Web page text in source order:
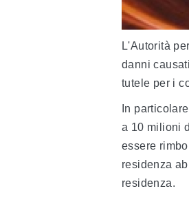
L'Autorità
danni
tutele per i
In
a 10 milioni
essere
residenza
residenza.